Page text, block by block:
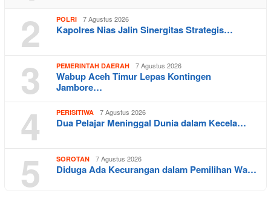
2 POLRI 7 Agustus 2026
Kapolres Nias Jalin Sinergitas Strategis…
3 PEMERINTAH DAERAH 7 Agustus 2026
Wabup Aceh Timur Lepas Kontingen
Jambore…
4 PERISITIWA 7 Agustus 2026
Dua Pelajar Meninggal Dunia dalam Kecela…
5 SOROTAN 7 Agustus 2026
Diduga Ada Kecurangan dalam Pemilihan Wa…